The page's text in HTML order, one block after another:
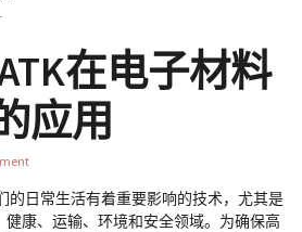
在电子材料
应用
的日常生活有着重要影响的技术，尤其是
康、运输、环境和安全领域。为确保高